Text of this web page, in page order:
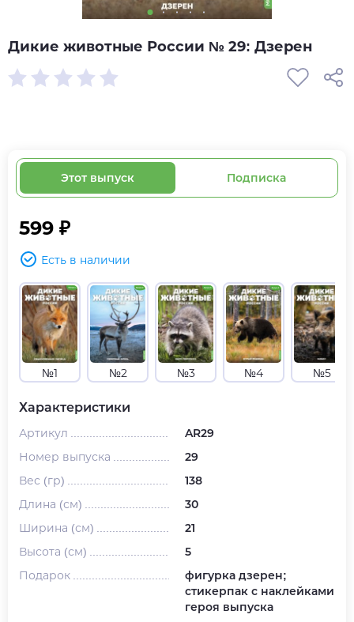
Дикие животные России № 29: Дзерен
Этот выпуск Подписка
599 ₽
Есть в наличии
№1 №2 №3 №4 №5
Характеристики
Артикул
AR29
Номер выпуска
29
Вес (гр)
138
Длина (см)
30
Ширина (см)
21
Высота (см)
5
Подарок
фигурка дзерен;
стикерпак с наклейками
героя выпуска